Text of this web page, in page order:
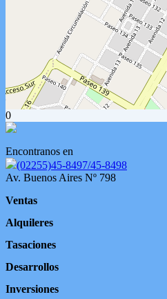
0
Encontranos en
(02255)45-8497/45-8498
Av. Buenos Aires Nº 798
Ventas
Alquileres
Tasaciones
Desarrollos
Inversiones